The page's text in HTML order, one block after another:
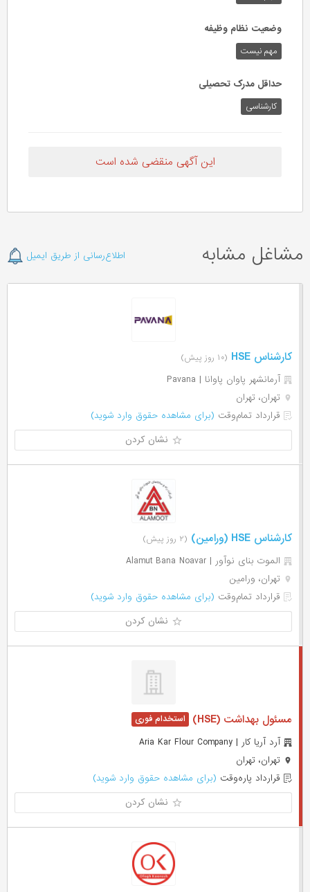
وضعیت نظام وظیفه
مهم‌ نیست
حداقل مدرک تحصیلی
کارشناسی
این آگهی منقضی شده است
مشاغل مشابه اطلاع‌رسانی از طریق ایمیل
کارشناس HSE (۱۰ روز پیش)
آرمانشهر پاوان پاوانا | Pavana
تهران، تهران
قرارداد تمام‌وقت (برای مشاهده حقوق وارد شوید)
نشان کردن
کارشناس HSE (ورامین) (۲ روز پیش)
الموت بنای نوآور | Alamut Bana Noavar
تهران، ورامین
قرارداد تمام‌وقت (برای مشاهده حقوق وارد شوید)
نشان کردن
مسئول بهداشت (HSE)
آرد آریا کار | Aria Kar Flour Company
تهران، تهران
قرارداد پاره‌وقت (برای مشاهده حقوق وارد شوید)
نشان کردن